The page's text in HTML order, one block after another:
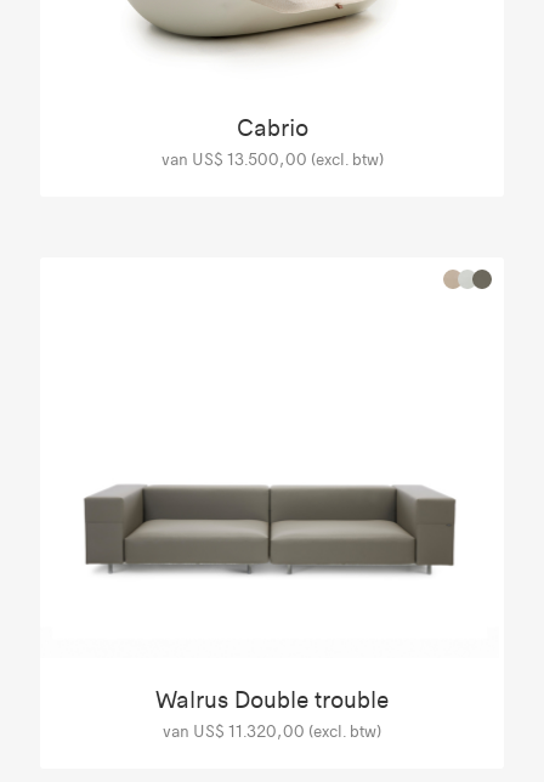
Cabrio
van US$ 13.500,00 (excl. btw)
Walrus Double trouble
van US$ 11.320,00 (excl. btw)